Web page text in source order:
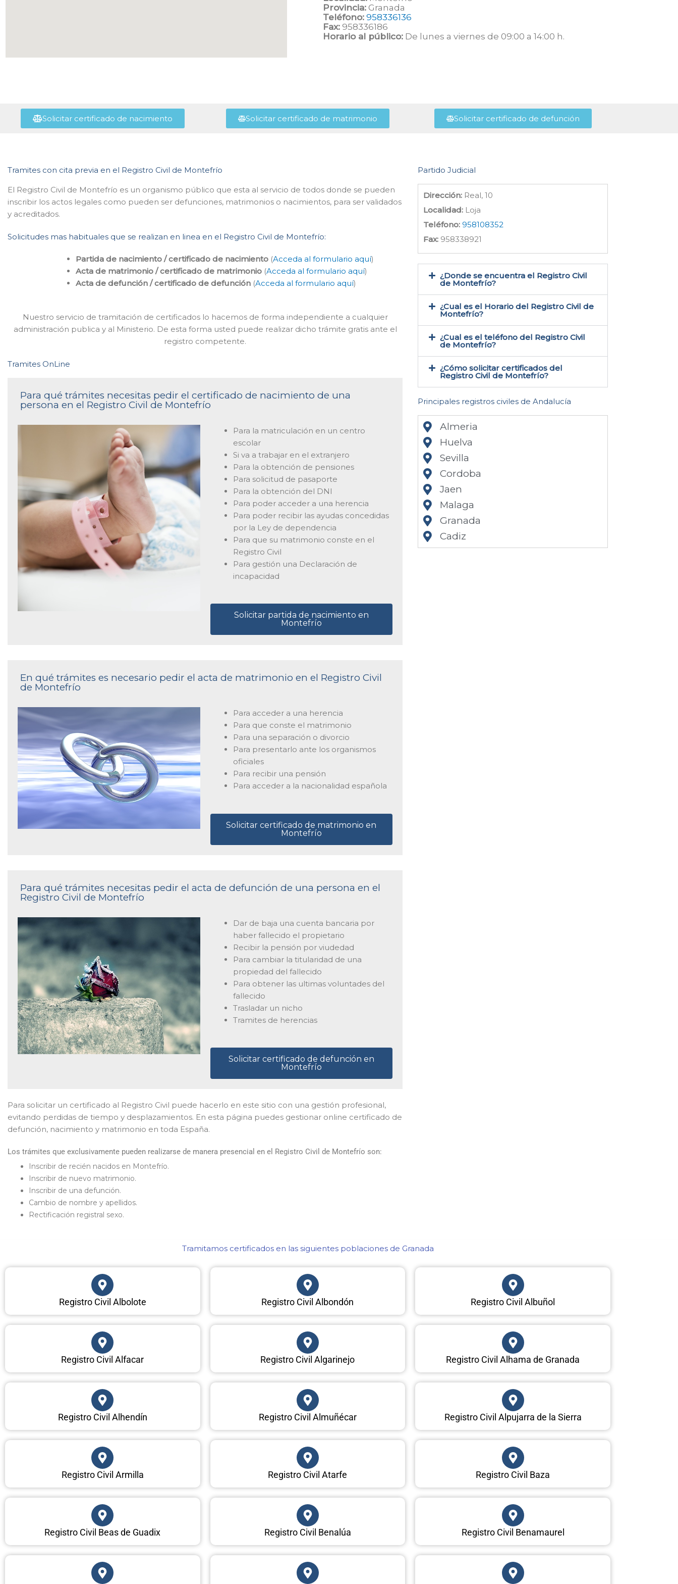
Provincia: Granada
Teléfono: 958336136
Fax: 958336186
Horario al público: De lunes a viernes de 09:00 a 14:00 h.
Solicitar certificado de nacimiento Solicitar certificado de matrimonio Solicitar certificado de defunción
Tramites con cita previa en el Registro Civil de Montefrío
El Registro Civil de Montefrío es un organismo público que esta al servicio de todos donde se pueden
inscribir los actos legales como pueden ser defunciones, matrimonios o nacimientos, para ser validados
y acreditados.
Solicitudes mas habituales que se realizan en linea en el Registro Civil de Montefrío:
Partida de nacimiento / certificado de nacimiento (Acceda al formulario aquí)
Acta de matrimonio / certificado de matrimonio (Acceda al formulario aquí)
Acta de defunción / certificado de defunción (Acceda al formulario aquí)
Nuestro servicio de tramitación de certificados lo hacemos de forma independiente a cualquier
administración publica y al Ministerio. De esta forma usted puede realizar dicho trámite gratis ante el
registro competente.
Tramites OnLine
Para qué trámites necesitas pedir el certificado de nacimiento de una
persona en el Registro Civil de Montefrío
Para la matriculación en un centro
escolar
Si va a trabajar en el extranjero
Para la obtención de pensiones
Para solicitud de pasaporte
Para la obtención del DNI
Para poder acceder a una herencia
Para poder recibir las ayudas concedidas
por la Ley de dependencia
Para que su matrimonio conste en el
Registro Civil
Para gestión una Declaración de
incapacidad
Solicitar partida de nacimiento en
Montefrío
En qué trámites es necesario pedir el acta de matrimonio en el Registro Civil
de Montefrío
Para acceder a una herencia
Para que conste el matrimonio
Para una separación o divorcio
Para presentarlo ante los organismos
oficiales
Para recibir una pensión
Para acceder a la nacionalidad española
Solicitar certificado de matrimonio en
Montefrío
Para qué trámites necesitas pedir el acta de defunción de una persona en el
Registro Civil de Montefrío
Dar de baja una cuenta bancaria por
haber fallecido el propietario
Recibir la pensión por viudedad
Para cambiar la titularidad de una
propiedad del fallecido
Para obtener las ultimas voluntades del
fallecido
Trasladar un nicho
Tramites de herencias
Solicitar certificado de defunción en
Montefrío
Para solicitar un certificado al Registro Civil puede hacerlo en este sitio con una gestión profesional,
evitando perdidas de tiempo y desplazamientos. En esta página puedes gestionar online certificado de
defunción, nacimiento y matrimonio en toda España.
Los trámites que exclusivamente pueden realizarse de manera presencial en el Registro Civil de Montefrío son:
Inscribir de recién nacidos en Montefrío.
Inscribir de nuevo matrimonio.
Inscribir de una defunción.
Cambio de nombre y apellidos.
Rectificación registral sexo.
Partido Judicial
Dirección: Real, 10
Localidad: Loja
Teléfono: 958108352
Fax: 958338921
¿Donde se encuentra el Registro Civil
de Montefrío​?
¿Cual es el Horario del Registro Civil de
Montefrío?
¿Cual es el teléfono del Registro Civil
de Montefrío​?
¿Cómo solicitar certificados del
Registro Civil de Montefrío​?
Principales registros civiles de Andalucía
Almeria
Huelva
Sevilla
Cordoba
Jaen
Malaga
Granada
Cadiz
Tramitamos certificados en las siguientes poblaciones de Granada​
Registro Civil Albolote Registro Civil Albondón Registro Civil Albuñol
Registro Civil Alfacar Registro Civil Algarinejo Registro Civil Alhama de Granada
Registro Civil Alhendín Registro Civil Almuñécar Registro Civil Alpujarra de la Sierra
Registro Civil Armilla Registro Civil Atarfe Registro Civil Baza
Registro Civil Beas de Guadix Registro Civil Benalúa Registro Civil Benamaurel